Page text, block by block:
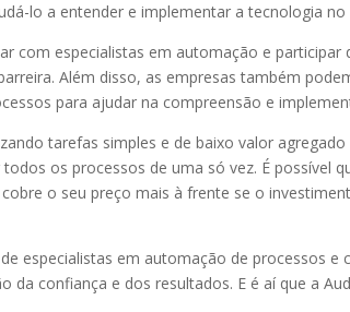
lo a entender e implementar a tecnologia no
com especialistas em automação e
Além disso, as empresas também
para ajudar na compreensão e
tarefas simples e de baixo valor
os processos de uma só vez. É possível
o seu preço mais à frente se o
especialistas em automação de processos
da confiança e dos resultados. E é aí que a